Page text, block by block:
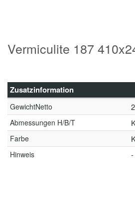
Vermiculite 187
Zusatzinformation
GewichtNetto
Abmessungen H/B/T
Farbe
Hinweis -